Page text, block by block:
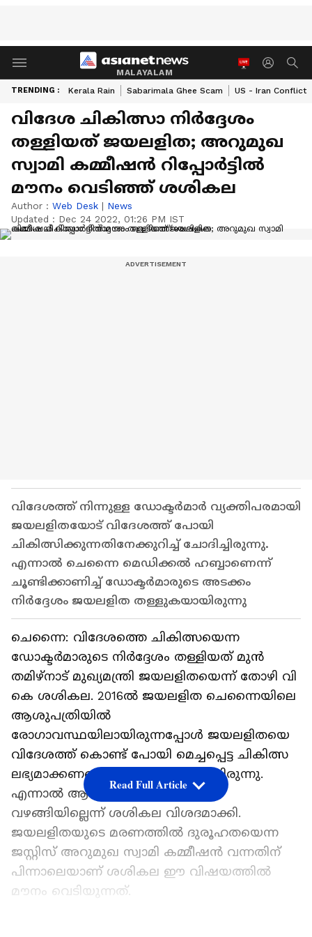
MALAYALAM
TRENDING : Kerala Rain Sabarimala Ghee Scam US - Iran Conflict
വിദേശ ചികിത്സാ നിര്‍ദ്ദേശം
തള്ളിയത് ജയലളിത; അറുമുഖ
സ്വാമി കമ്മീഷൻ റിപ്പോര്‍ട്ടില്‍
മൗനം വെടിഞ്ഞ് ശശികല
Author : Web Desk | News
Updated : Dec 24 2022, 01:26 PM IST
വിദേശത്ത് നിന്നുള്ള ഡോക്ടര്‍മാര്‍ വ്യക്തിപരമായി
ജയലളിതയോട് വിദേശത്ത് പോയി
ചികിത്സിക്കുന്നതിനേക്കുറിച്ച് ചോദിച്ചിരുന്നു.
എന്നാല്‍ ചെന്നൈ മെഡിക്കല്‍ ഹബ്ബാണെന്ന്
ചൂണ്ടിക്കാണിച്ച് ഡോക്ടര്‍മാരുടെ അടക്കം
നിര്‍ദ്ദേശം ജയലളിത തള്ളുകയായിരുന്നു
ചെന്നൈ: വിദേശത്തെ ചികിത്സയെന്ന
ഡോക്ടര്‍മാരുടെ നിര്‍ദ്ദേശം തള്ളിയത് മുന്‍
തമിഴ്നാട് മുഖ്യമന്ത്രി ജയലളിതയെന്ന് തോഴി വി
കെ ശശികല. 2016ല്‍ ജയലളിത ചെന്നൈയിലെ
ആശുപത്രിയില്‍
രോഗാവസ്ഥയിലായിരുന്നപ്പോള്‍ ജയലളിതയെ
വിദേശത്ത് കൊണ്ട് പോയി മെച്ചപ്പെട്ട ചികിത്സ
ലഭ്യമാക്കണമെന്ന് ആഗ്രഹമുണ്ടായിരുന്നു.
എന്നാല്‍ ആവശ്യത്തിന് ജയലളിത
വഴങ്ങിയില്ലെന്ന് ശശികല വിശദമാക്കി.
ജയലളിതയുടെ മരണത്തിൽ ദുരൂഹതയെന്ന
ജസ്റ്റിസ് അറുമുഖ സ്വാമി കമ്മീഷൻ വന്നതിന്
പിന്നാലെയാണ് ശശികല ഈ വിഷയത്തില്‍
മൗനം വെടിയുന്നത്.
Read Full Article